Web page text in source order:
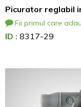
Picurator reglabil
Fii primul care
ID : 8317-29